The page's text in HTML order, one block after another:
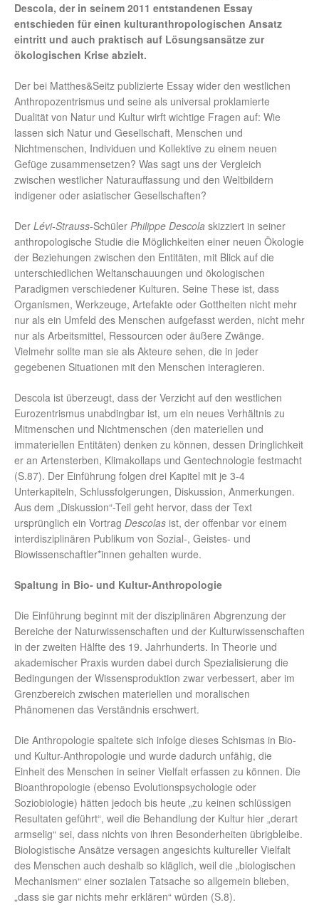
Descola, der in seinem 2011 entstandenen Essay
entschieden für einen kulturanthropologischen Ansatz
eintritt und auch praktisch auf Lösungsansätze zur
ökologischen Krise abzielt.
Der bei Matthes&Seitz publizierte Essay wider den westlichen
Anthropozentrismus und seine als universal proklamierte
Dualität von Natur und Kultur wirft wichtige Fragen auf: Wie
lassen sich Natur und Gesellschaft, Menschen und
Nichtmenschen, Individuen und Kollektive zu einem neuen
Gefüge zusammensetzen? Was sagt uns der Vergleich
zwischen westlicher Naturauffassung und den Weltbildern
indigener oder asiatischer Gesellschaften?
Der Lévi-Strauss-Schüler Philippe Descola skizziert in seiner
anthropologische Studie die Möglichkeiten einer neuen Ökologie
der Beziehungen zwischen den Entitäten, mit Blick auf die
unterschiedlichen Weltanschauungen und ökologischen
Paradigmen verschiedener Kulturen. Seine These ist, dass
Organismen, Werkzeuge, Artefakte oder Gottheiten nicht mehr
nur als ein Umfeld des Menschen aufgefasst werden, nicht mehr
nur als Arbeitsmittel, Ressourcen oder äußere Zwänge.
Vielmehr sollte man sie als Akteure sehen, die in jeder
gegebenen Situationen mit den Menschen interagieren.
Descola ist überzeugt, dass der Verzicht auf den westlichen
Eurozentrismus unabdingbar ist, um ein neues Verhältnis zu
Mitmenschen und Nichtmenschen (den materiellen und
immateriellen Entitäten) denken zu können, dessen Dringlichkeit
er an Artensterben, Klimakollaps und Gentechnologie festmacht
(S.87). Der Einführung folgen drei Kapitel mit je 3-4
Unterkapiteln, Schlussfolgerungen, Diskussion, Anmerkungen.
Aus dem „Diskussion“-Teil geht hervor, dass der Text
ursprünglich ein Vortrag Descolas ist, der offenbar vor einem
interdisziplinären Publikum von Sozial-, Geistes- und
Biowissenschaftler*innen gehalten wurde.
Spaltung in Bio- und Kultur-Anthropologie
Die Einführung beginnt mit der disziplinären Abgrenzung der
Bereiche der Naturwissenschaften und der Kulturwissenschaften
in der zweiten Hälfte des 19. Jahrhunderts. In Theorie und
akademischer Praxis wurden dabei durch Spezialisierung die
Bedingungen der Wissensproduktion zwar verbessert, aber im
Grenzbereich zwischen materiellen und moralischen
Phänomenen das Verständnis erschwert.
Die Anthropologie spaltete sich infolge dieses Schismas in Bio-
und Kultur-Anthropologie und wurde dadurch unfähig, die
Einheit des Menschen in seiner Vielfalt erfassen zu können. Die
Bioanthropologie (ebenso Evolutionspsychologie oder
Soziobiologie) hätten jedoch bis heute „zu keinen schlüssigen
Resultaten geführt“, weil die Behandlung der Kultur hier „derart
armselig“ sei, dass nichts von ihren Besonderheiten übrigbleibe.
Biologistische Ansätze versagen angesichts kultureller Vielfalt
des Menschen auch deshalb so kläglich, weil die „biologischen
Mechanismen“ einer sozialen Tatsache so allgemein blieben,
„dass sie gar nichts mehr erklären“ würden (S.8).